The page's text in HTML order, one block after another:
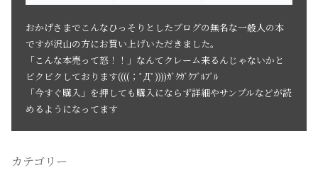
おかげさまでこんなひっそりとしたブログの無名な一般人の本
ですが沢山の方にお買い上げいただきました。
「こんな本売って怒！！」なんてクレーム来るんじゃないかと
ビクビクしております((((；ﾟДﾟ))))ｶﾞｸｶﾞｸﾌﾞﾙﾌﾞﾙ
「今すぐ購入」を押しても購入にならず詳細やサンプルなどが読
めるようになってます
カテゴリー